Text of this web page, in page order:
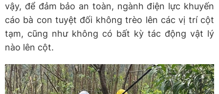
vậy, để đảm bảo an toàn, ngành điện lực khuyến
cáo bà con tuyệt đối không trèo lên các vị trí cột
tạm, cũng như không có bất kỳ tác động vật lý
nào lên cột.